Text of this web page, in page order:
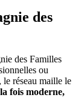
des
des Familles
ou
réseau maille le
fois moderne,